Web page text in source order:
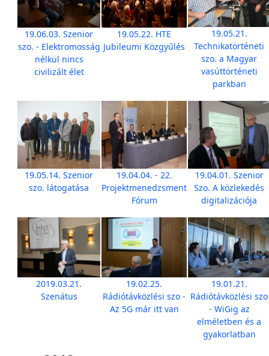
19.06.03. Szenior
szo. - Elektromosság
nélkül nincs
civilizált élet
19.05.22. HTE
Jubileumi Közgyűlés
19.05.21.
Technikatörténeti
szo. a Magyar
vasúttörténeti
parkban
19.05.14. Szenior
szo. látogatása
19.04.04. - 22.
Projektmenedzsment
Fórum
19.04.01. Szenior
Szo. A közlekedés
digitalizációja
2019.03.21.
Szenátus
19.02.25.
Rádiótávközlési szo -
Az 5G már itt van
19.01.21.
Rádiótávközlési szo
- WiGig az
elméletben és a
gyakorlatban